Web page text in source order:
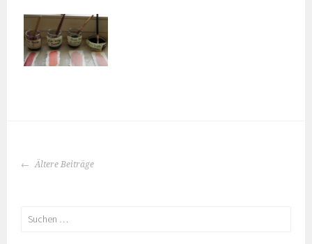
BEITRAGS-
Ältere Beiträge
Suchen